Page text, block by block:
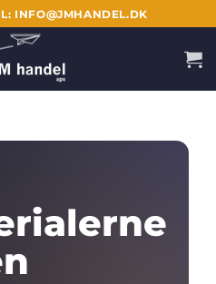
INFO@JMHANDEL.DK